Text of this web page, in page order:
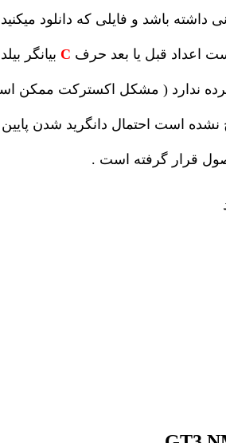
باشد و فایلی که دانلود میکنید
اعداد قبل یا بعد حرف C بیانگر
ندارد ( مشکل اکسترکت ممکن
است احتمال دانگرید شدن
قرار گرفته است .